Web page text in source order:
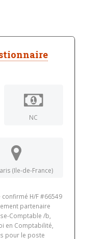
NC
(Ile-de-France)
H/F #66549
partenaire
Comptable /b,
en Comptabilité,
pour le poste